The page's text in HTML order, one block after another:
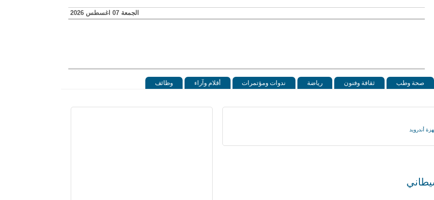
الجمعة 07 اغسطس 2026
صحة وطب ثقافة وفنون رياضة ندوات ومؤتمرات أقلام وآراء وظائف